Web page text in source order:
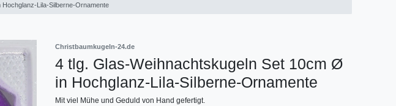
Lila-Silberne-Ornamente
Christbaumkugeln-24.de
4 tlg. Glas-Weihnachtskugeln Set 10cm Ø
in Hochglanz-Lila-Silberne-Ornamente
Mit viel Mühe und Geduld von Hand gefertigt.